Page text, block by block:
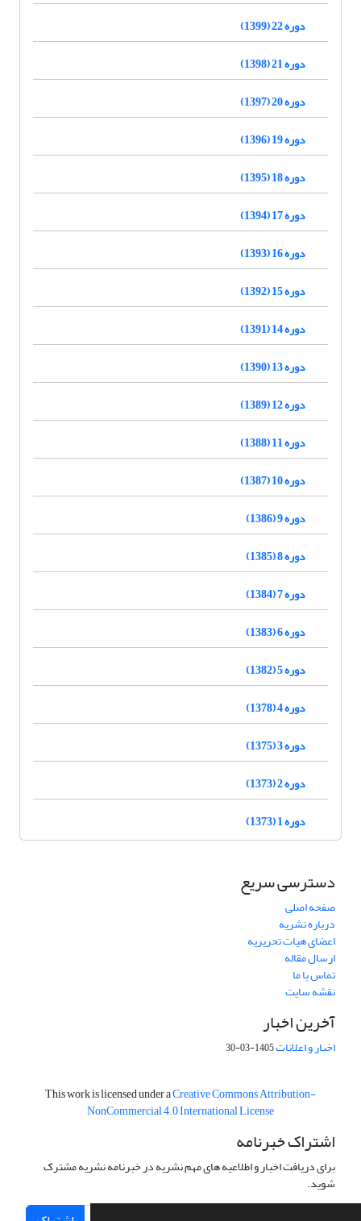
دوره 22 (1399)
دوره 21 (1398)
دوره 20 (1397)
دوره 19 (1396)
دوره 18 (1395)
دوره 17 (1394)
دوره 16 (1393)
دوره 15 (1392)
دوره 14 (1391)
دوره 13 (1390)
دوره 12 (1389)
دوره 11 (1388)
دوره 10 (1387)
دوره 9 (1386)
دوره 8 (1385)
دوره 7 (1384)
دوره 6 (1383)
دوره 5 (1382)
دوره 4 (1378)
دوره 3 (1375)
دوره 2 (1373)
دوره 1 (1373)
دسترسی سریع
صفحه اصلی
درباره نشریه
اعضای هیات تحریریه
ارسال مقاله
تماس با ما
نقشه سایت
آخرین اخبار
اخبار و اعلانات1405-03-30
This work is licensed under aCreative Commons Attribution-
NonCommercial 4.0 International License
اشتراک خبرنامه
برای دریافت اخبار و اطلاعیه های مهم نشریه در خبرنامه نشریه مشترک
شوید.